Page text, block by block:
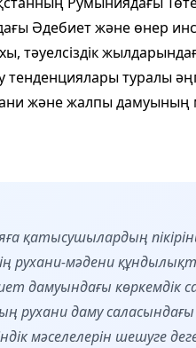
Әдебиет және өнер
тәуелсіздік
тенденциялары туралы
және жалпы дамуының
қатысушылардың
рухани-мәдени
дамуындағы көркемдік
рухани даму
мәселелерін шешуге